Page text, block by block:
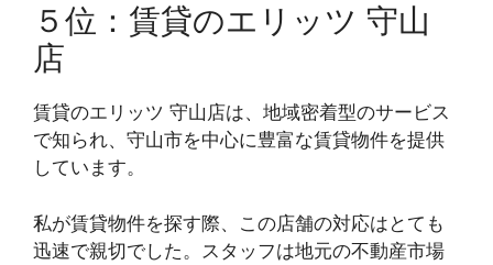
５位：賃貸のエリッツ 守山
店
賃貸のエリッツ 守山店は、地域密着型のサービス
で知られ、守山市を中心に豊富な賃貸物件を提供
しています。
私が賃貸物件を探す際、この店舗の対応はとても
迅速で親切でした。スタッフは地元の不動産市場